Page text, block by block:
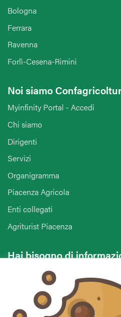
Bologna
Ferrara
Ravenna
Forlì-Cesena-Rimini
Noi siamo
Myinfinity Portal - Accedi
Chi siamo
Dirigenti
Servizi
Organigramma
Piacenza Agricola
Enti collegati
Agriturist Piacenza
Hai bisogno di
Vuoi contattarci per ricevere
commento o chiedere
CONTATTACI